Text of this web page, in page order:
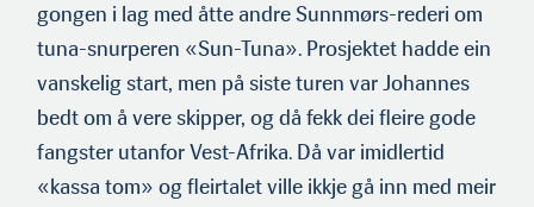
gongen i lag med åtte andre Sunnmørs-rederi om
tuna-snurperen «Sun-Tuna». Prosjektet hadde ein
vanskelig start, men på siste turen var Johannes
bedt om å vere skipper, og då fekk dei fleire gode
fangster utanfor Vest-Afrika. Då var imidlertid
«kassa tom» og fleirtalet ville ikkje gå inn med meir